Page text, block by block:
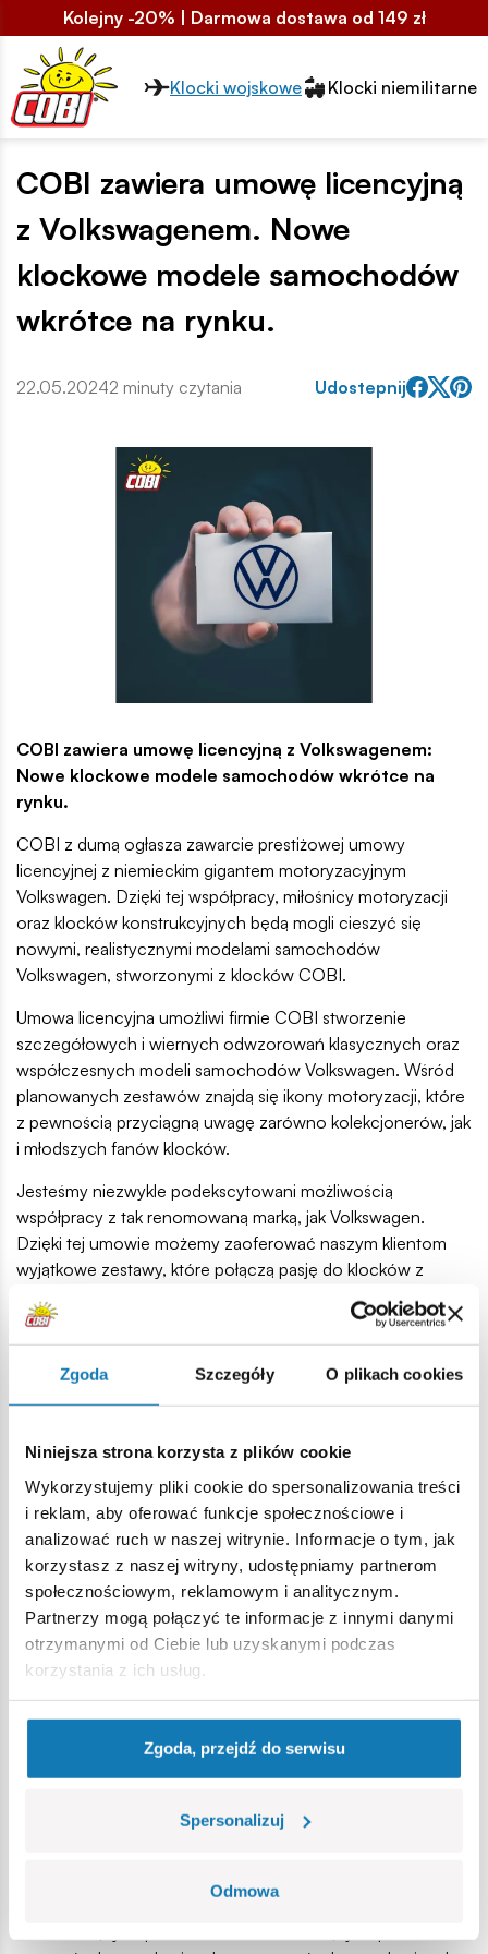
Zgoda Szczegóły O plikach cookies
Niniejsza strona korzysta z plików cookie
Wykorzystujemy pliki cookie do spersonalizowania treści
i reklam, aby oferować funkcje społecznościowe i
analizować ruch w naszej witrynie. Informacje o tym, jak
korzystasz z naszej witryny, udostępniamy partnerom
społecznościowym, reklamowym i analitycznym.
Partnerzy mogą połączyć te informacje z innymi danymi
otrzymanymi od Ciebie lub uzyskanymi podczas
korzystania z ich usług.
Zgoda, przejdź do serwisu
Spersonalizuj
Odmowa
Kolejny -20% | Darmowa dostawa od 149 zł
Przełącznik segmentów2
Klocki wojskowe Klocki niemilitarne
COBI zawiera umowę licencyjną
z Volkswagenem. Nowe
klockowe modele samochodów
wkrótce na rynku.
22.05.20242 minuty czytania Udostepnij
COBI zawiera umowę licencyjną z Volkswagenem:
Nowe klockowe modele samochodów wkrótce na
rynku.
COBI z dumą ogłasza zawarcie prestiżowej umowy
licencyjnej z niemieckim gigantem motoryzacyjnym
Volkswagen. Dzięki tej współpracy, miłośnicy motoryzacji
oraz klocków konstrukcyjnych będą mogli cieszyć się
nowymi, realistycznymi modelami samochodów
Volkswagen, stworzonymi z klocków COBI.
Umowa licencyjna umożliwi firmie COBI stworzenie
szczegółowych i wiernych odwzorowań klasycznych oraz
współczesnych modeli samochodów Volkswagen. Wśród
planowanych zestawów znajdą się ikony motoryzacji, które
z pewnością przyciągną uwagę zarówno kolekcjonerów, jak
i młodszych fanów klocków.
Jesteśmy niezwykle podekscytowani możliwością
współpracy z tak renomowaną marką, jak Volkswagen.
Dzięki tej umowie możemy zaoferować naszym klientom
wyjątkowe zestawy, które połączą pasję do klocków z
miłością do motoryzacji. Nasze modele będą nie tylko
wspaniałą zabawą, ale także edukacyjnym doświadczeniem,
które pozwoli lepiej zrozumieć strukturę i design
klasycznych samochodów.
COBI trafią do sprzedaży już jesienią 2024 roku. Będą
sprzedaży internetowej.
Najnowsze